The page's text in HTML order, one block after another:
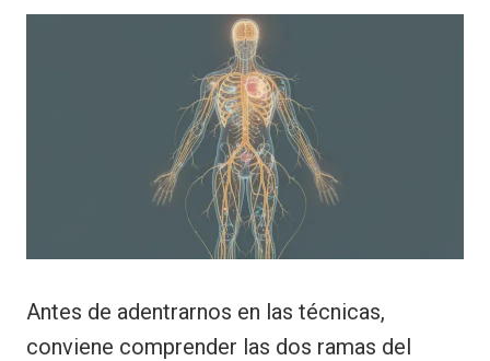
Antes de adentrarnos en las técnicas,
conviene comprender las dos ramas del